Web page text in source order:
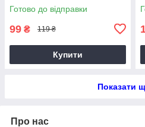
Готово до відправки
99 ₴ 119 ₴
Купити
Показати
Про нас